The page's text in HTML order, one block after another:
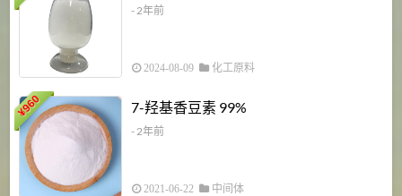
- 2年前
2024-08-09 化工原料
¥
960 7-羟基香豆素 99%
- 2年前
2021-06-22 中间体